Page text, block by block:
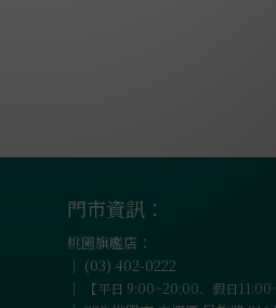
門市資訊：
桃園旗艦店：
｜ (03) 402-0222
｜
【平日 9:00~20:00、假日